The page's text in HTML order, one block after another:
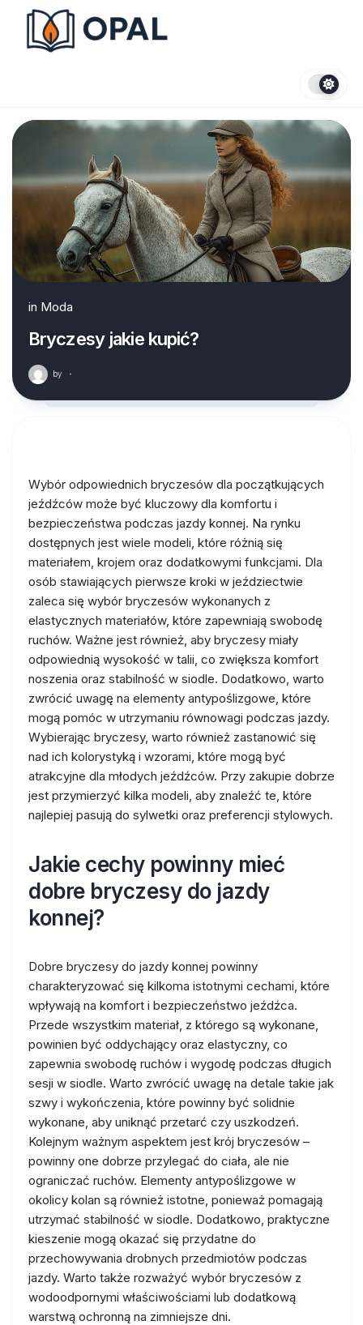
content
in Moda
Bryczesy jakie kupić?
by ·
Wybór odpowiednich bryczesów dla początkujących
jeźdźców może być kluczowy dla komfortu i
bezpieczeństwa podczas jazdy konnej. Na rynku
dostępnych jest wiele modeli, które różnią się
materiałem, krojem oraz dodatkowymi funkcjami. Dla
osób stawiających pierwsze kroki w jeździectwie
zaleca się wybór bryczesów wykonanych z
elastycznych materiałów, które zapewniają swobodę
ruchów. Ważne jest również, aby bryczesy miały
odpowiednią wysokość w talii, co zwiększa komfort
noszenia oraz stabilność w siodle. Dodatkowo, warto
zwrócić uwagę na elementy antypoślizgowe, które
mogą pomóc w utrzymaniu równowagi podczas jazdy.
Wybierając bryczesy, warto również zastanowić się
nad ich kolorystyką i wzorami, które mogą być
atrakcyjne dla młodych jeźdźców. Przy zakupie dobrze
jest przymierzyć kilka modeli, aby znaleźć te, które
najlepiej pasują do sylwetki oraz preferencji stylowych.
Jakie cechy powinny mieć
dobre bryczesy do jazdy
konnej?
Dobre bryczesy do jazdy konnej powinny
charakteryzować się kilkoma istotnymi cechami, które
wpływają na komfort i bezpieczeństwo jeźdźca.
Przede wszystkim materiał, z którego są wykonane,
powinien być oddychający oraz elastyczny, co
zapewnia swobodę ruchów i wygodę podczas długich
sesji w siodle. Warto zwrócić uwagę na detale takie jak
szwy i wykończenia, które powinny być solidnie
wykonane, aby uniknąć przetarć czy uszkodzeń.
Kolejnym ważnym aspektem jest krój bryczesów –
powinny one dobrze przylegać do ciała, ale nie
ograniczać ruchów. Elementy antypoślizgowe w
okolicy kolan są również istotne, ponieważ pomagają
utrzymać stabilność w siodle. Dodatkowo, praktyczne
kieszenie mogą okazać się przydatne do
przechowywania drobnych przedmiotów podczas
jazdy. Warto także rozważyć wybór bryczesów z
wodoodpornymi właściwościami lub dodatkową
warstwą ochronną na zimniejsze dni.